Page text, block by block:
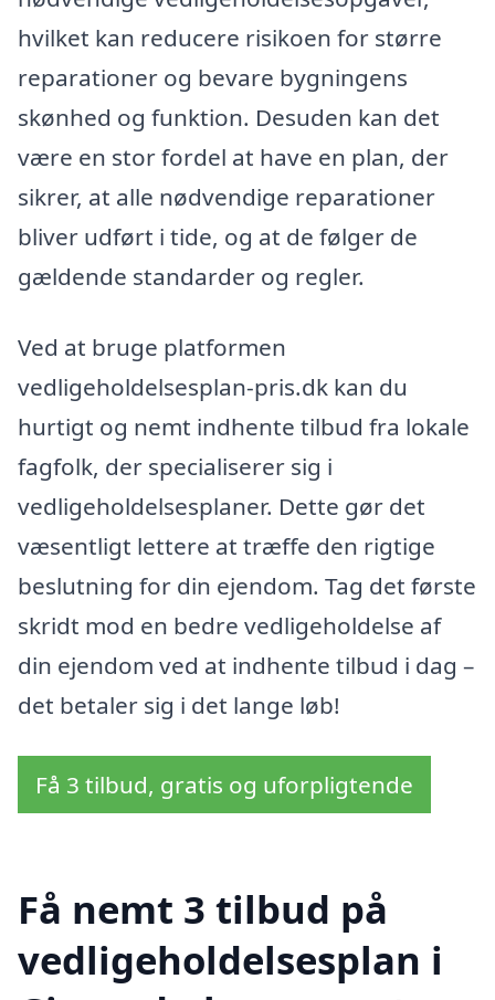
hvilket kan reducere risikoen for større
reparationer og bevare bygningens
skønhed og funktion. Desuden kan det
være en stor fordel at have en plan, der
sikrer, at alle nødvendige reparationer
bliver udført i tide, og at de følger de
gældende standarder og regler.
Ved at bruge platformen
vedligeholdelsesplan-pris.dk kan du
hurtigt og nemt indhente tilbud fra lokale
fagfolk, der specialiserer sig i
vedligeholdelsesplaner. Dette gør det
væsentligt lettere at træffe den rigtige
beslutning for din ejendom. Tag det første
skridt mod en bedre vedligeholdelse af
din ejendom ved at indhente tilbud i dag –
det betaler sig i det lange løb!
Få 3 tilbud, gratis og uforpligtende
Få nemt 3 tilbud på
vedligeholdelsesplan i